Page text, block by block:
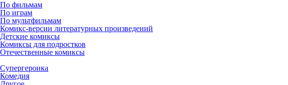
По фильмам
По играм
По мультфильмам
Комикс-версии литературных произведений
Детские комиксы
Комиксы для подростков
Отечественные комиксы
Супергероика
Комедия